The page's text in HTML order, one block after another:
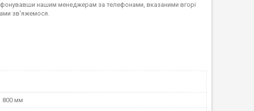
нашим менеджерам за телефонами, вказаними вгорі
зв'яжемося.
800 мм